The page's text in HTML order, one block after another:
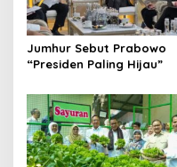
Jumhur Sebut Prabowo
“Presiden Paling Hijau”